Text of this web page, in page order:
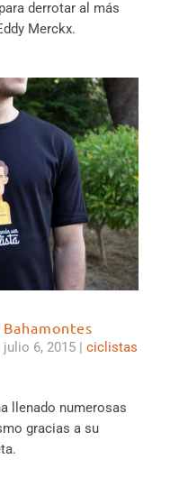
derrotar al más
Merckx.
julio 6, 2015 | ciclistas
llenado numerosas
gracias a su